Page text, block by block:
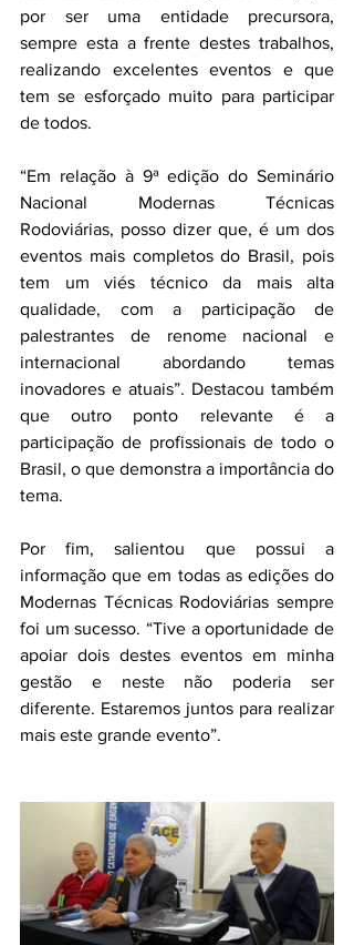
por ser uma entidade precursora,
sempre esta a frente destes trabalhos,
realizando excelentes eventos e que
tem se esforçado muito para participar
de todos.
“Em relação à 9ª edição do Seminário
Nacional Modernas Técnicas
Rodoviárias, posso dizer que, é um dos
eventos mais completos do Brasil, pois
tem um viés técnico da mais alta
qualidade, com a participação de
palestrantes de renome nacional e
internacional abordando temas
inovadores e atuais”. Destacou também
que outro ponto relevante é a
participação de profissionais de todo o
Brasil, o que demonstra a importância do
tema.
Por fim, salientou que possui a
informação que em todas as edições do
Modernas Técnicas Rodoviárias sempre
foi um sucesso. “Tive a oportunidade de
apoiar dois destes eventos em minha
gestão e neste não poderia ser
diferente. Estaremos juntos para realizar
mais este grande evento”.